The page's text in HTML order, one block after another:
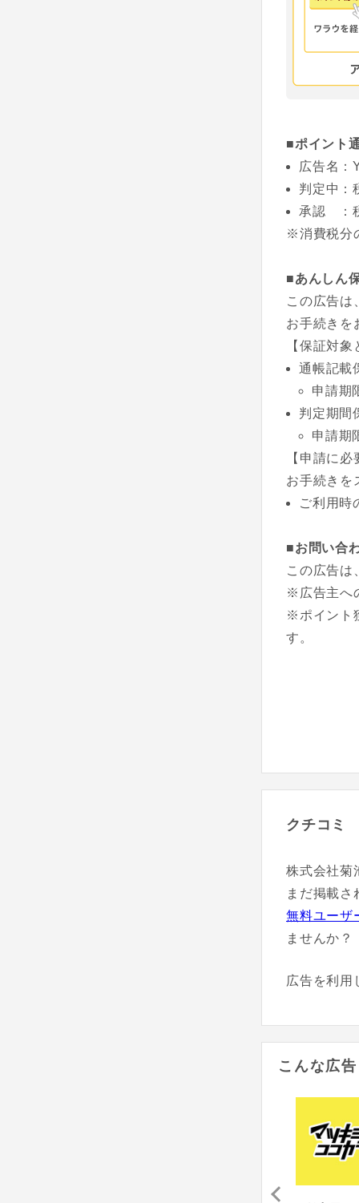
■ポイント
広告名：
判定中：
承認 ：
※消費税分
■あんしん
この広告は
お手続きを
【保証対
通帳記載
申請期
判定期間
申請期
【申請に
お手続きを
ご利用時
■お問い合
この広告は
※広告主へ
※ポイント
す。
クチコミ
株式会社菊
まだ掲載さ
無料ユーザ
ませんか？
広告を利用
こんな広